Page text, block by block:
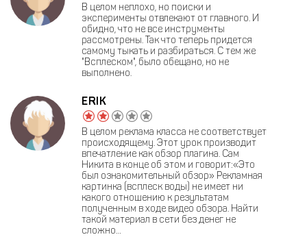
В целом неплохо, но поиски и
эксперименты отвлекают от главного. И
обидно, что не все инструменты
рассмотрены. Так что теперь придется
самому тыкать и разбираться. С тем же
"Всплеском", было обещано, но не
выполнено.
ERIK
В целом реклама класса не соответствует
происходящему. Этот урок производит
впечатление как обзор плагина. Сам
Никита в конце об этом и говорит:«Это
был ознакомительный обзор» Рекламная
картинка (всплеск воды) не имеет ни
какого отношению к результатам
полученным в ходе видео обзора. Найти
такой материал в сети без денег не
сложно…